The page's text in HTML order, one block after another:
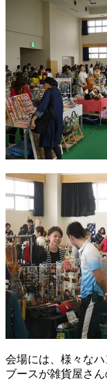
会場には、様々な
ブースが雑貨屋さ